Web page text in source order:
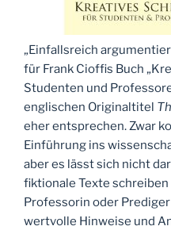
„Einfallsreich
für Frank Cioffis Buch
Studenten und
englischen Originaltitel
eher entsprechen. Zwar
Einführung ins
aber es lässt sich nicht
fiktionale Texte
Professorin oder
wertvolle Hinweise und